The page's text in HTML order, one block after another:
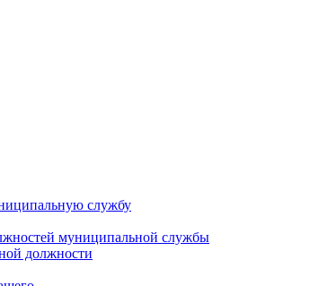
службу
муниципальной службы
должности